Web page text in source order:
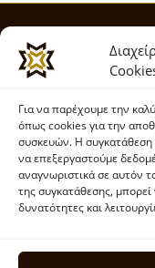
Για να παρέχουμε την
όπως cookies για την
συσκευών. Η συγκατάθεση
να επεξεργαστούμε
αναγνωριστικά σε αυτόν
της συγκατάθεσης,
δυνατότητες και
T.